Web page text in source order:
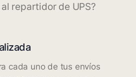
repartidor de UPS?
cada uno de tus envíos